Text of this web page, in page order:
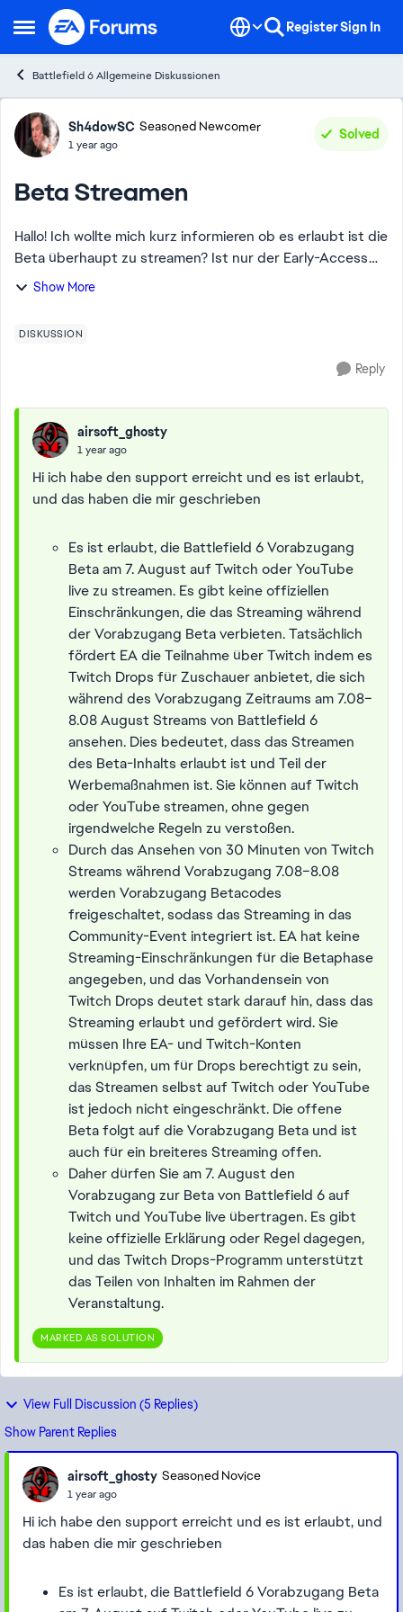
Open Side Menu
Skip to content RegisterSign In
Battlefield 6 Allgemeine Diskussionen
Forum Discussion
Sh4dowSC Seasoned Newcomer
1 year ago
Solved
Beta Streamen
Hallo! Ich wollte mich kurz informieren ob es erlaubt ist die
Beta überhaupt zu streamen? Ist nur der Early-Access
für die Beta nicht erlaubt zu streamen oder auch dann
Show More
DISKUSSION
Reply
airsoft_ghosty
1 year ago
Hi ich habe den support erreicht und es ist erlaubt,
und das haben die mir geschrieben
Es ist erlaubt, die Battlefield 6 Vorabzugang
Beta am 7. August auf Twitch oder YouTube
live zu streamen. Es gibt keine offiziellen
Einschränkungen, die das Streaming während
der Vorabzugang Beta verbieten. Tatsächlich
fördert EA die Teilnahme über Twitch indem es
Twitch Drops für Zuschauer anbietet, die sich
während des Vorabzugang Zeitraums am 7.08–
8.08 August Streams von Battlefield 6
ansehen. Dies bedeutet, dass das Streamen
des Beta-Inhalts erlaubt ist und Teil der
Werbemaßnahmen ist. Sie können auf Twitch
oder YouTube streamen, ohne gegen
irgendwelche Regeln zu verstoßen.
Durch das Ansehen von 30 Minuten von Twitch
Streams während Vorabzugang 7.08–8.08
werden Vorabzugang Betacodes
freigeschaltet, sodass das Streaming in das
Community-Event integriert ist. EA hat keine
Streaming-Einschränkungen für die Betaphase
angegeben, und das Vorhandensein von
Twitch Drops deutet stark darauf hin, dass das
Streaming erlaubt und gefördert wird. Sie
müssen Ihre EA- und Twitch-Konten
verknüpfen, um für Drops berechtigt zu sein,
das Streamen selbst auf Twitch oder YouTube
ist jedoch nicht eingeschränkt. Die offene
Beta folgt auf die Vorabzugang Beta und ist
auch für ein breiteres Streaming offen.
Daher dürfen Sie am 7. August den
Vorabzugang zur Beta von Battlefield 6 auf
Twitch und YouTube live übertragen. Es gibt
keine offizielle Erklärung oder Regel dagegen,
und das Twitch Drops-Programm unterstützt
das Teilen von Inhalten im Rahmen der
Veranstaltung.
MARKED AS SOLUTION
View Full Discussion (5 Replies)
Show Parent Replies
airsoft_ghosty Seasoned Novice
1 year ago
Hi ich habe den support erreicht und es ist erlaubt, und
das haben die mir geschrieben
Es ist erlaubt, die Battlefield 6 Vorabzugang Beta